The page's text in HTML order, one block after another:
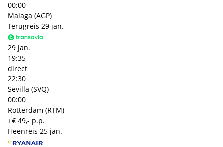
00:00
Malaga (AGP)
Terugreis 29 jan.
29 jan.
19:35
direct
22:30
Sevilla (SVQ)
00:00
Rotterdam (RTM)
+€ 49,- p.p.
Heenreis 25 jan.